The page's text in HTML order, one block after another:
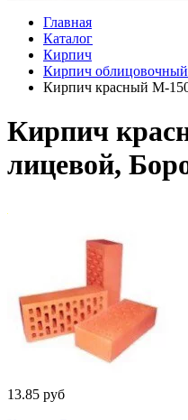
Главная
Каталог
Кирпич
Кирпич облицовочный
Кирпич красный М-
Кирпич
лицевой,
13.85 руб